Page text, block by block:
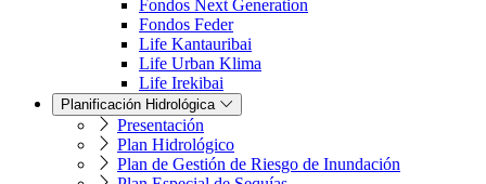
Fondos Next Generation
Fondos Feder
Life Kantauribai
Life Urban Klima
Life Irekibai
Planificación Hidrológica
Presentación
Plan Hidrológico
Plan de Gestión de Riesgo de Inundación